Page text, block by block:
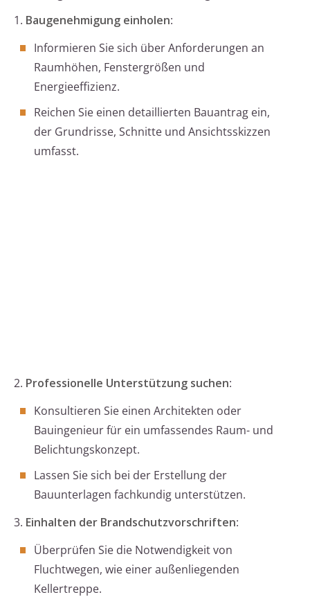
1. Baugenehmigung einholen:
Informieren Sie sich über Anforderungen an
Raumhöhen, Fenstergrößen und
Energieeffizienz.
Reichen Sie einen detaillierten Bauantrag ein,
der Grundrisse, Schnitte und Ansichtsskizzen
umfasst.
2. Professionelle Unterstützung suchen:
Konsultieren Sie einen Architekten oder
Bauingenieur für ein umfassendes Raum- und
Belichtungskonzept.
Lassen Sie sich bei der Erstellung der
Bauunterlagen fachkundig unterstützen.
3. Einhalten der Brandschutzvorschriften:
Überprüfen Sie die Notwendigkeit von
Fluchtwegen, wie einer außenliegenden
Kellertreppe.